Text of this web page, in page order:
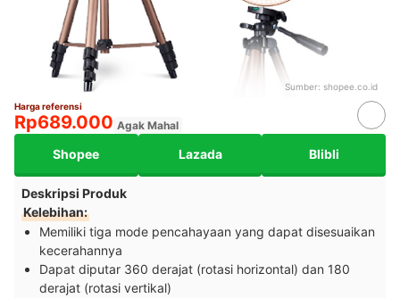
Sumber: shopee.co.id
Harga referensi
Rp689.000 Agak Mahal
Shopee Lazada Blibli
Deskripsi Produk
Kelebihan:
Memiliki tiga mode pencahayaan yang dapat disesuaikan
kecerahannya
Dapat diputar 360 derajat (rotasi horizontal) dan 180
derajat (rotasi vertikal)